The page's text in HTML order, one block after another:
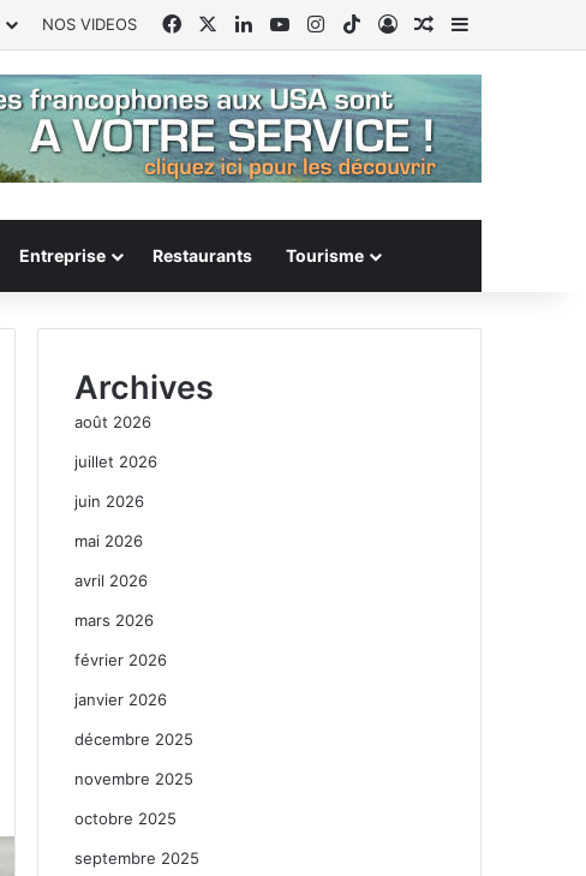
NOS VIDEOS FacebookLinkedinYouTubeInstagram
TikTokConnexion
Article Aléatoire
Sidebar
Entreprise Restaurants Tourisme
Archives
août 2026
juillet 2026
juin 2026
mai 2026
avril 2026
mars 2026
février 2026
janvier 2026
décembre 2025
novembre 2025
octobre 2025
septembre 2025